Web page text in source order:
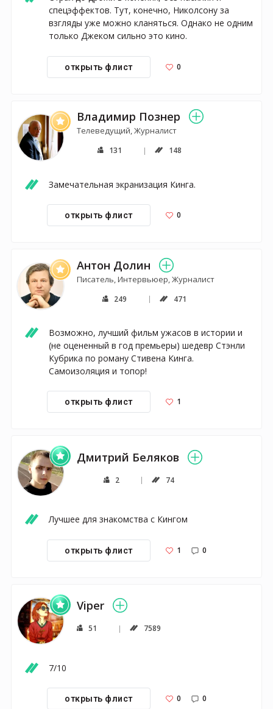
спецэффектов. Тут, конечно, Николсону за
взгляды уже можно кланяться. Однако не одним
только Джеком сильно это кино.
открыть флист 0
Владимир Познер
Телеведущий, Журналист
131 148
Замечательная экранизация Кинга.
открыть флист 0
Антон Долин
Писатель, Интервьюер, Журналист
249 471
Возможно, лучший фильм ужасов в истории и
(не оцененный в год премьеры) шедевр Стэнли
Кубрика по роману Стивена Кинга.
Самоизоляция и топор!
открыть флист 1
Дмитрий Беляков
2 74
Лучшее для знакомства с Кингом
открыть флист 1 0
Viper
51 7589
7/10
открыть флист 0 0